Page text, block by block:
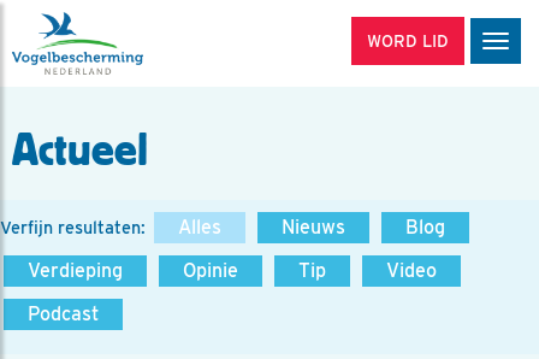
WORD LID
Actueel
Verfijn resultaten: Alles Nieuws
Blog
Verdieping
Opinie Tip
Video
Podcast